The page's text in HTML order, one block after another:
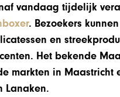
vandaag tijdelijk
. Bezoekers
en
Het bekende
markten in Maastricht
Lanaken.